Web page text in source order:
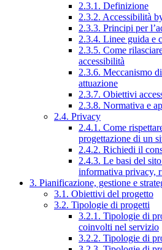
2.3.1. Definizione
2.3.2. Accessibilità
2.3.3. Principi per
2.3.4. Linee guida e
2.3.5. Come
accessibilità
2.3.6. Meccanismo
attuazione
2.3.7. Obiettivi
2.3.8. Normativa e
2.4. Privacy
2.4.1. Come
progettazione di un
2.4.2. Richiedi il
2.4.3. Le basi del
informativa privacy,
3. Pianificazione, gestione e
3.1. Obiettivi del progetto
3.2. Tipologie di progetti
3.2.1. Tipologie di
coinvolti nel servizio
3.2.2. Tipologie di